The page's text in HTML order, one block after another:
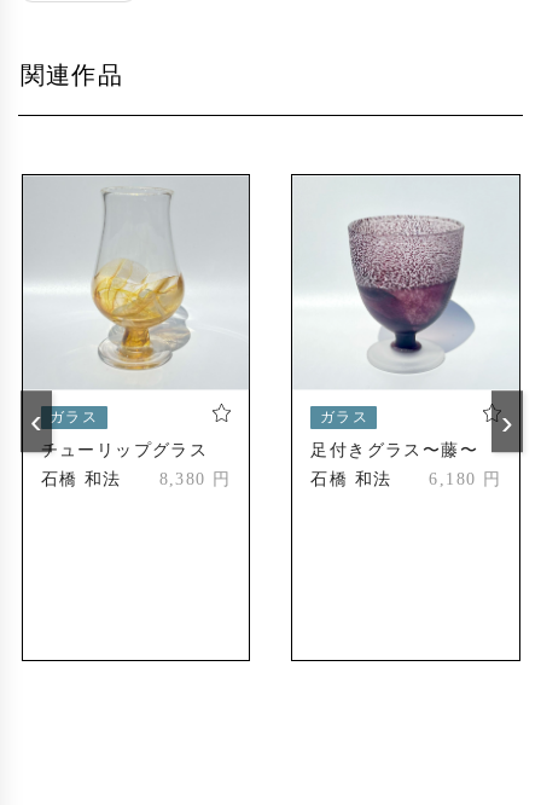
関連作品
ガラス
チューリップグラス
石橋 和法
8,380 円
ガラス
足付きグラス〜藤〜
石橋 和法
6,180 円
‹ ›